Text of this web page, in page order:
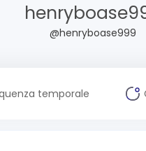
@henryboase999
temporale